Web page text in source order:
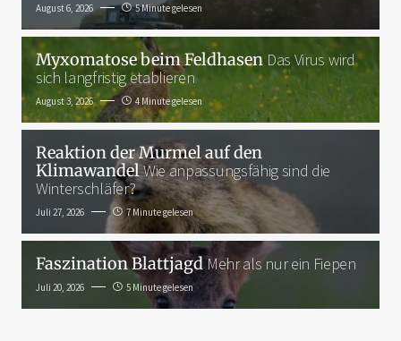
August 6, 2026 5 Minute gelesen
Myxomatose beim Feldhasen Das Virus wird
sich langfristig etablieren
August 3, 2026 4 Minute gelesen
Reaktion der Murmel auf den
KlimawandelWie anpassungsfähig sind die
Winterschläfer?
Juli 27, 2026 7 Minute gelesen
Faszination BlattjagdMehr als nur ein Fiepen
Juli 20, 2026 5 Minute gelesen